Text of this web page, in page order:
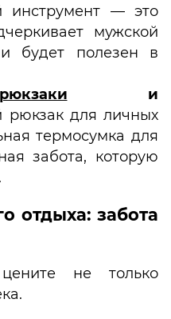
инструмент — это
мужской
будет полезен в
и
рюкзак для личных
термосумка для
забота, которую
отдыха: забота
не только